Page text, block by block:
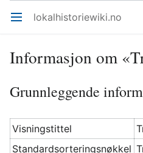
Åpne hovedmenyen lokalhistoriewiki.no
Informasjon om
Grunnleggende
Visningstittel
Standardsorteringsnøkkel